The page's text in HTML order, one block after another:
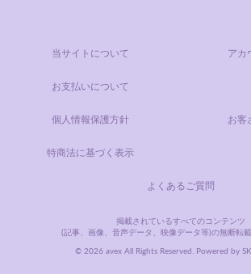
当サイトについて アカ
お支払いについて
個人情報保護方針 お客
特商法に基づく表示
よくあるご質問
掲載されているすべてのコンテンツ
(記事、画像、音声データ、映像データ等)の無断転載
© 2026 avex All Rights Reserved. Powered by